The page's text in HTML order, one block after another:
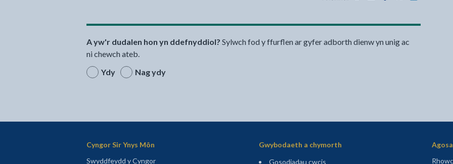
A yw'r dudalen hon yn ddefnyddiol? Sylwch fod y ffurflen ar gyfer adborth dienw yn unig ac
ni chewch ateb.
Ydy
Nag ydy
Cyngor Sir Ynys Môn
Swyddfeydd y Cyngor
Gwybodaeth a chymorth
Gosodiadau cwcis